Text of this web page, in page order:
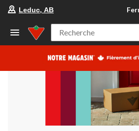
votre
préféré
Leduc,
AB,
à
06:00
cliquer
pour
changer
Leduc, AB
Recherche